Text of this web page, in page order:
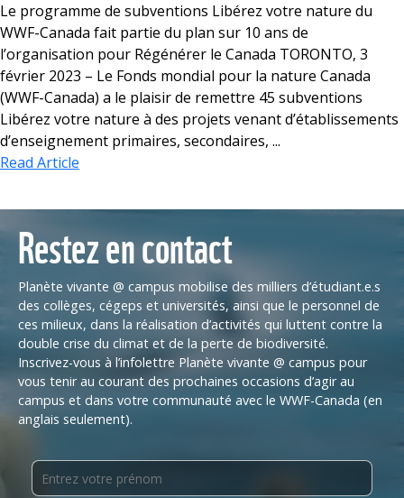
Le programme de subventions Libérez votre nature du
WWF-Canada fait partie du plan sur 10 ans de
l’organisation pour Régénérer le Canada TORONTO, 3
février 2023 – Le Fonds mondial pour la nature Canada
(WWF-Canada) a le plaisir de remettre 45 subventions
Libérez votre nature à des projets venant d’établissements
d’enseignement primaires, secondaires, ...
Read Article
Restez en contact
Planète vivante @ campus mobilise des milliers d’étudiant.e.s
des collèges, cégeps et universités, ainsi que le personnel de
ces milieux, dans la réalisation d’activités qui luttent contre la
double crise du climat et de la perte de biodiversité.
Inscrivez-vous à l’infolettre Planète vivante @ campus pour
vous tenir au courant des prochaines occasions d’agir au
campus et dans votre communauté avec le WWF-Canada (en
anglais seulement).